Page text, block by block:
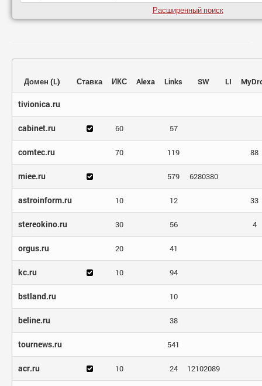
Расширенный поиск
Домен (L) Ставка ИКС Alexa Links SW LI
tivionica.ru
cabinet.ru 60 57
comtec.ru 70 119 88
miee.ru 579 6280380
astroinform.ru 10 12 33
stereokino.ru 30 56 4
orgus.ru 20 41
kc.ru 10 94
bstland.ru 10
beline.ru 38
tournews.ru 541
acr.ru 10 24 12102089